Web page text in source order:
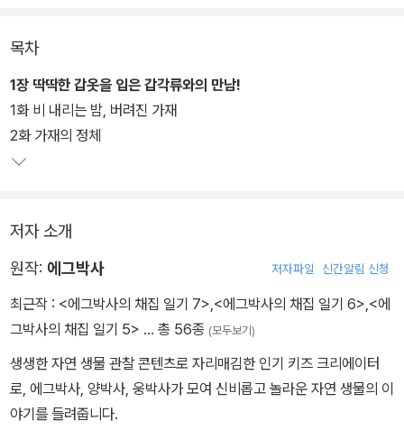
주인공 에그박사와 양박사, 웅박사가 자연을 누비며 신기한 생물들을
관찰하는 짜릿한 메인 스토리와 의인화된 생물들의 서브 스토리의 구
성은 자연에 대한 따뜻한 정서 공감을 끌어냄과 동시에 어린이들의
탐구 본능을 일깨워 줄 것이다. 또한 중간중간 수록된 생물 퀴즈 게임,
생물 도감 그리기, 관찰 보고서 작성하기 등 다양한 워크북 활동은 어
목차
1장 딱딱한 갑옷을 입은 갑각류와의 만남!
1화 비 내리는 밤, 버려진 가재
2화 가재의 정체
저자 소개
원작: 에그박사 저자파일 신간알림 신청
최근작 : <에그박사의 채집 일기 7>,<에그박사의 채집 일기 6>,<에
그박사의 채집 일기 5> … 총 56종 (모두보기)
생생한 자연 생물 관찰 콘텐츠로 자리매김한 인기 키즈 크리에이터
로, 에그박사, 양박사, 웅박사가 모여 신비롭고 놀라운 자연 생물의 이
야기를 들려줍니다.